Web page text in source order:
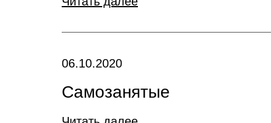
06.10.2020
Самозанятые